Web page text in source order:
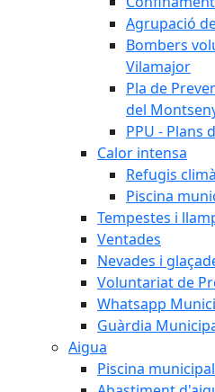
Agrupació
Bombers
Vilamajor
Pla de
del
PPU - Plans
Calor intensa
Refugis
Piscina
Tempestes i
Ventades
Nevades i
Voluntariat de
Whatsapp
Guàrdia
Aigua
Piscina municipal